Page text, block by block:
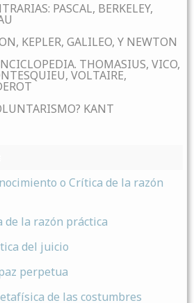
PASCAL, BERKELEY,
KEPLER, GALILEO, Y NEWTON
THOMASIUS, VICO,
VOLTAIRE,
KANT
o Crítica de la razón
de la razón práctica
del juicio
perpetua
de las costumbres